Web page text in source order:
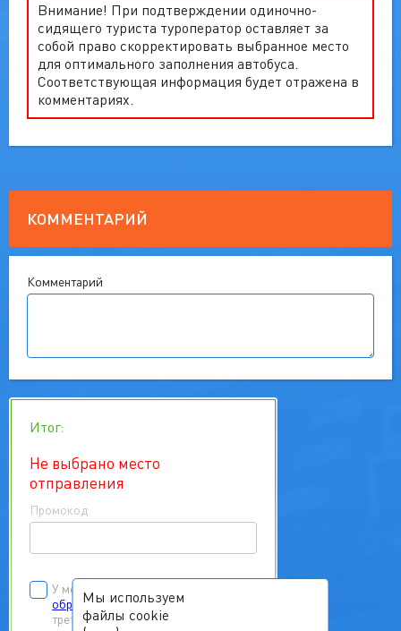
Внимание! При подтверждении одиночно-
сидящего туриста туроператор оставляет за
собой право скорректировать выбранное место
для оптимального заполнения автобуса.
Соответствующая информация будет отражена в
комментариях.
КОММЕНТАРИЙ
Комментарий
Итог:
Не выбрано место
отправления
Промокод
У меня есть
обработку персональных данных
третьих лиц
Мы используем
файлы cookie